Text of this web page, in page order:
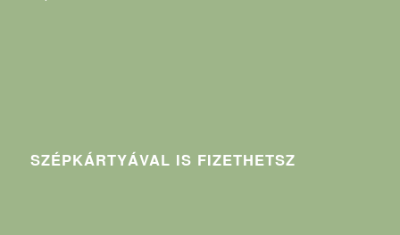
SZÉPKÁRTYÁVAL IS FIZETHETSZ